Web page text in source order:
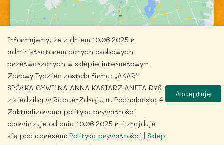
Copyright © 2026 zdrowytydzien.pl | Powered by
ITentego.pl
Informujemy, że z dniem 10.06.2025 r.
administratorem danych osobowych
przetwarzanych w sklepie internetowym
Zdrowy Tydzień została firma: „AKAR”
SPÓŁKA CYWILNA ANNA KASIARZ ANETA RYŚ
z siedzibą w Rabce-Zdroju, ul. Podhalańska 4.
Zaktualizowana polityka prywatności
obowiązuje od dnia 10.06.2025 r. i znajduje
się pod adresem: Polityka prywatności | Sklep
Akceptuję